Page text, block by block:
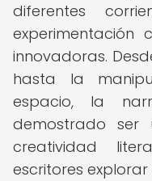
diferentes
experimentación
innovadoras.
hasta la
espacio, la
demostrado
creatividad
escritores